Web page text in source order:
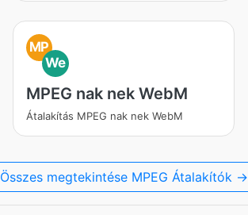
MP
We
MPEG nak nek WebM
Átalakítás MPEG nak nek WebM
Összes megtekintése MPEG Átalakítók →